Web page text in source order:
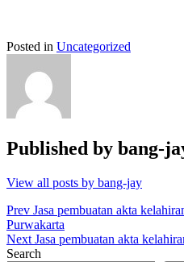
Posted in Uncategorized
Published by bang-
View all posts by bang-jay
Post
navigation
Prev Jasa pembuatan akta
Purwakarta
Next Jasa pembuatan akta
Search